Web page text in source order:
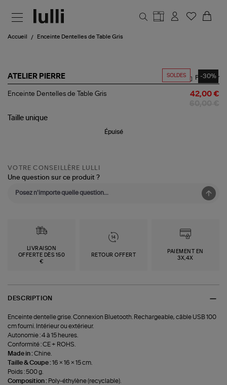
Accueil Enceinte Dentelles de Table Gris
SOLDES -30%
ATELIER PIERRE
Enceinte
Table
Partager
Enceinte Dentelles de Table Gris 42,00 €
Taille unique
Épuisé
VOTRE CONSEILLÈRE LULLI
Une question sur ce produit ?
LIVRAISON
OFFERTE DÈS 150
€
RETOUR OFFERT
PAIEMENT EN
3X,4X
DESCRIPTION
Enceinte dentelle grise. Connexion Bluetooth. Rechargeable, câble USB 100
cm fourni. Intérieur ou extérieur.
Autonomie : 4 à 15 heures.
Conformité : CE + ROHS.
Made in :Chine.
Taille & Coupe :16 × 16 × 15 cm.
Poids : 500 g.
Composition : Poly-éthylène (recyclable).